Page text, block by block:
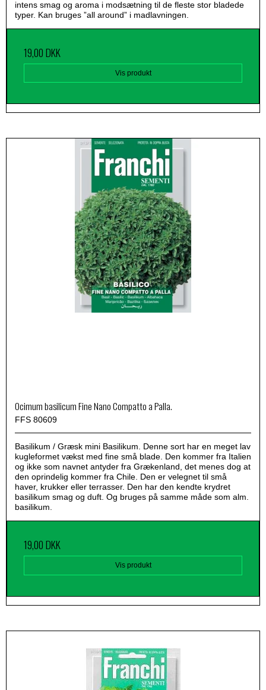
intens smag og aroma i modsætning til de fleste stor bladede
typer. Kan bruges ”all around” i madlavningen.
19,00 DKK
Vis produkt
Ocimum basilicum Fine Nano Compatto a Palla.
FFS 80609
Basilikum / Græsk mini Basilikum. Denne sort har en meget lav
kugleformet vækst med fine små blade. Den kommer fra Italien
og ikke som navnet antyder fra Grækenland, det menes dog at
den oprindelig kommer fra Chile. Den er velegnet til små
haver, krukker eller terrasser. Den har den kendte krydret
basilikum smag og duft. Og bruges på samme måde som alm.
basilikum.
19,00 DKK
Vis produkt